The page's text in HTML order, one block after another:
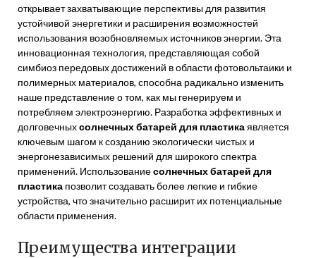
открывает захватывающие перспективы для развития
устойчивой энергетики и расширения возможностей
использования возобновляемых источников энергии. Эта
инновационная технология, представляющая собой
симбиоз передовых достижений в области фотовольтаики и
полимерных материалов, способна радикально изменить
наше представление о том, как мы генерируем и
потребляем электроэнергию. Разработка эффективных и
долговечныхсолнечных батарей для пластикаявляется
ключевым шагом к созданию экологически чистых и
энергонезависимых решений для широкого спектра
применений. Использованиесолнечных батарей для
пластика позволит создавать более легкие и гибкие
устройства, что значительно расширит их потенциальные
области применения.
Преимущества интеграции